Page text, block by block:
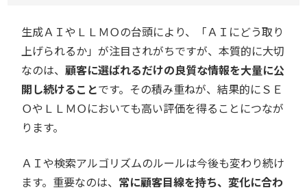
生成ＡＩやＬＬＭＯの台頭により、「ＡＩにどう取り
上げられるか」が注目されがちですが、本質的に大切
なのは、顧客に選ばれるだけの良質な情報を大量に公
開し続けることです。その積み重ねが、結果的にＳＥ
ＯやＬＬＭＯにおいても高い評価を得ることにつなが
ります。
ＡＩや検索アルゴリズムのルールは今後も変わり続け
ます。重要なのは、 常に顧客目線を持ち、変化に合わ